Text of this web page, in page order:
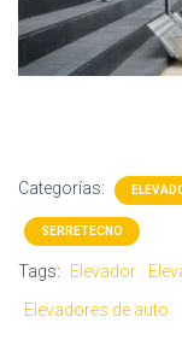
Categorías:
SERRETECNO
Tags: Elevador
Elevadores de auto